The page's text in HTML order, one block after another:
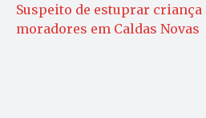
Suspeito de estuprar
moradores em Caldas Novas